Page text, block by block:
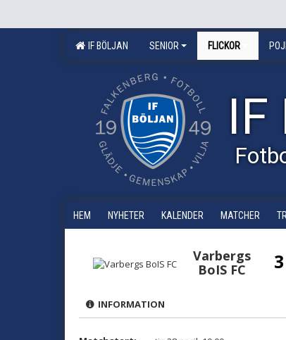
IF BÖLJAN SENIOR FLICKOR
IF
HEM NYHETER KALENDER MATCHER
Varbergs
BoIS FC
INFORMATION